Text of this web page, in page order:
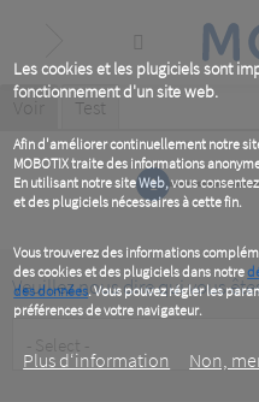
Les cookies et les plugiciels sont
fonctionnement d'un site web.
Afin d'améliorer continuellement notre
MOBOTIX traite des informations
En utilisant notre site Web, vous
et des plugiciels nécessaires à cette fin.
Vous trouverez des informations
des cookies et des plugiciels dans notre
des données. Vous pouvez régler les
préférences de votre navigateur.
Plus d‘information Non,
content
Primary
tabs
Voir (active
Test
1
Veuillez nous dire qui vous
Type